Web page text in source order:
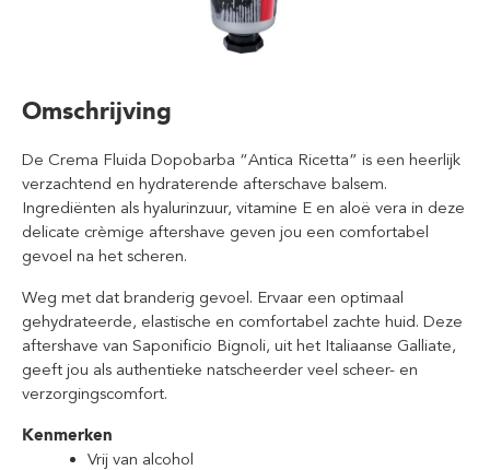
Omschrijving
De Crema Fluida Dopobarba “Antica Ricetta” is een heerlijk
verzachtend en hydraterende afterschave balsem.
Ingrediënten als hyalurinzuur, vitamine E en aloë vera in deze
delicate crèmige aftershave geven jou een comfortabel
gevoel na het scheren.
Weg met dat branderig gevoel. Ervaar een optimaal
gehydrateerde, elastische en comfortabel zachte huid. Deze
aftershave van Saponificio Bignoli, uit het Italiaanse Galliate,
geeft jou als authentieke natscheerder veel scheer- en
verzorgingscomfort.
Kenmerken
Vrij van alcohol